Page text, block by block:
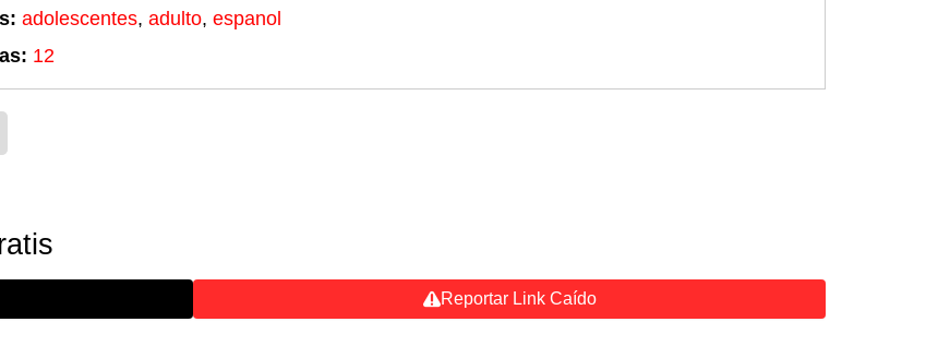
adolescentes, adulto, espanol
12
Reportar Link Caído